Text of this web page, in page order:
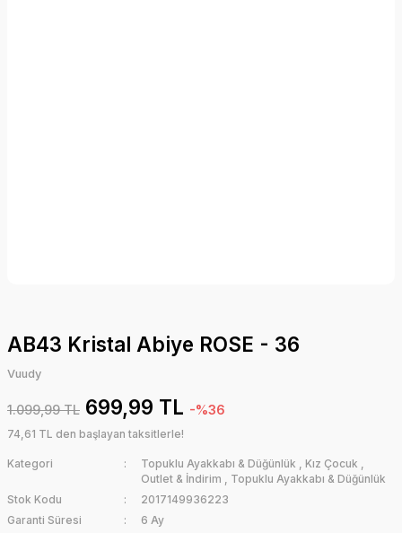
AB43 Kristal Abiye ROSE - 36
Vuudy
1.099,99 TL 699,99 TL -%36
74,61 TL den başlayan taksitlerle!
Kategori Topuklu Ayakkabı & Düğünlük , Kız Çocuk ,
Outlet & İndirim , Topuklu Ayakkabı & Düğünlük
Stok Kodu
2017149936223
Garanti Süresi
6 Ay